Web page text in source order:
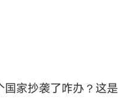
家抄袭了咋办？这是